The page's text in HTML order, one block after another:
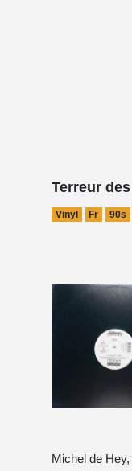
Terreur
Vinyl Fr 90s
Michel de